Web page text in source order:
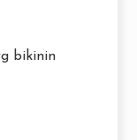
bikinin